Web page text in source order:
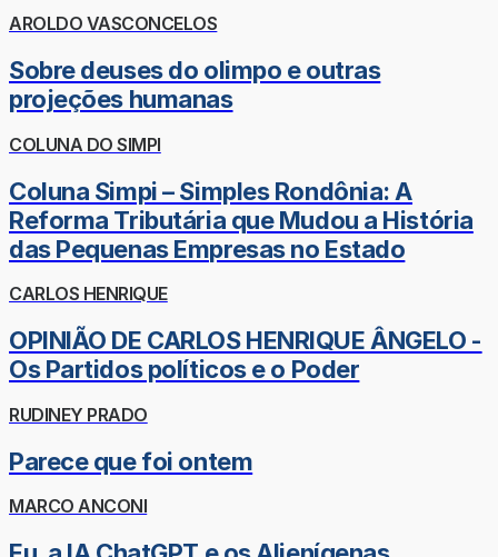
AROLDO VASCONCELOS
Sobre deuses do olimpo e outras
projeções humanas
COLUNA DO SIMPI
Coluna Simpi – Simples Rondônia: A
Reforma Tributária que Mudou a História
das Pequenas Empresas no Estado
CARLOS HENRIQUE
OPINIÃO DE CARLOS HENRIQUE ÂNGELO -
Os Partidos políticos e o Poder
RUDINEY PRADO
Parece que foi ontem
MARCO ANCONI